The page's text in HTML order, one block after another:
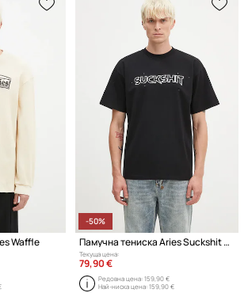
Waffle
-50%
Памучна тениска Aries Suckshit SS Tee
Текуща цена:
79,90 €
Редовна цена:159,90 €
Най-ниска цена:159,90 €